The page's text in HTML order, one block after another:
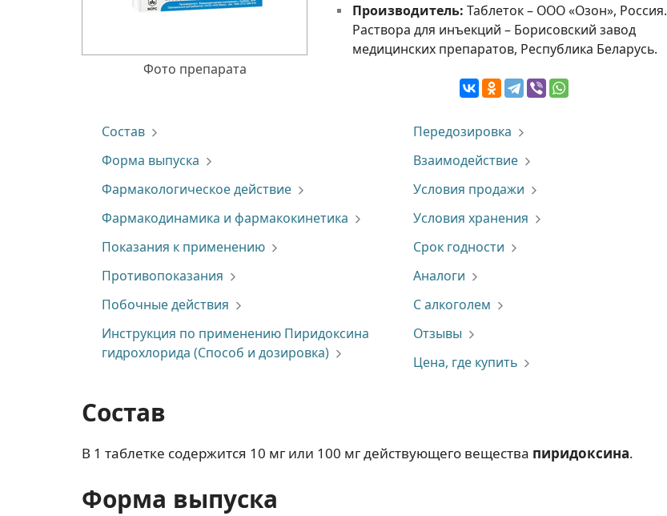
Фото препарата
Производитель: Таблеток – ООО «Озон», Россия.
Раствора для инъекций – Борисовский завод
медицинских препаратов, Республика Беларусь.
Состав
Форма выпуска
Фармакологическое действие
Фармакодинамика и фармакокинетика
Показания к применению
Противопоказания
Побочные действия
Инструкция по применению Пиридоксина
гидрохлорида (Способ и дозировка)
Передозировка
Взаимодействие
Условия продажи
Условия хранения
Срок годности
Аналоги
С алкоголем
Отзывы
Цена, где купить
Состав
В 1 таблетке содержится 10 мг или 100 мг действующего вещества пиридоксина.
Форма выпуска